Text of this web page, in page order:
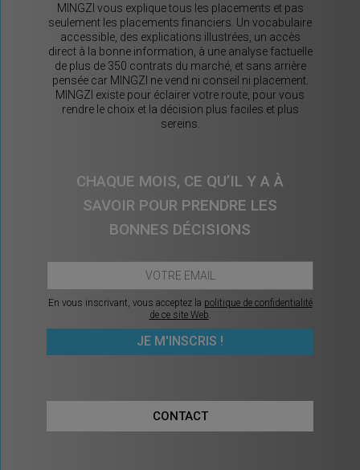
MINGZI vous explique tous les placements et pas
seulement les placements financiers. Un vocabulaire
accessible, des explications illustrées, un accès
direct à la bonne information, à une analyse factuelle
de plus de 350 contrats du marché, et sans arrière
pensée car MINGZI ne vend ni conseil ni placement.
MINGZI existe pour éclairer votre route, pour vous
rendre le choix et la décision plus faciles et plus
sereins.
CHAQUE MOIS, CE QU’IL Y A À
SAVOIR POUR PRENDRE LES
BONNES DÉCISIONS
En vous inscrivant, vous acceptez la politique de confidentialité
de ce site Web
CONTACT